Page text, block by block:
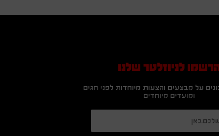
לניוזלטר שלנו
על מבצעים והצעות מיוחדות לפני חגים
ומועדים מיוחדים